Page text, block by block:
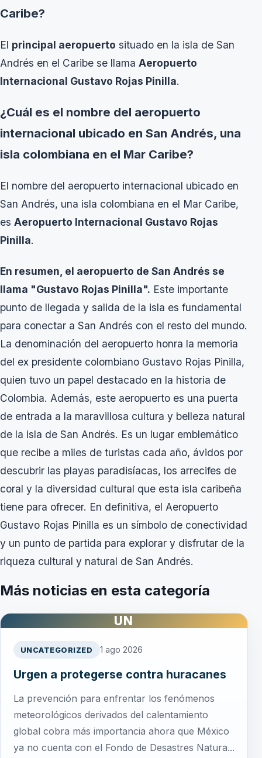
Caribe?
El principal aeropuerto situado en la isla de San
Andrés en el Caribe se llama Aeropuerto
Internacional Gustavo Rojas Pinilla.
¿Cuál es el nombre del aeropuerto
internacional ubicado en San Andrés, una
isla colombiana en el Mar Caribe?
El nombre del aeropuerto internacional ubicado en
San Andrés, una isla colombiana en el Mar Caribe,
es Aeropuerto Internacional Gustavo Rojas
Pinilla.
En resumen, el aeropuerto de San Andrés se
llama "Gustavo Rojas Pinilla". Este importante
punto de llegada y salida de la isla es fundamental
para conectar a San Andrés con el resto del mundo.
La denominación del aeropuerto honra la memoria
del ex presidente colombiano Gustavo Rojas Pinilla,
quien tuvo un papel destacado en la historia de
Colombia. Además, este aeropuerto es una puerta
de entrada a la maravillosa cultura y belleza natural
de la isla de San Andrés. Es un lugar emblemático
que recibe a miles de turistas cada año, ávidos por
descubrir las playas paradisíacas, los arrecifes de
coral y la diversidad cultural que esta isla caribeña
tiene para ofrecer. En definitiva, el Aeropuerto
Gustavo Rojas Pinilla es un símbolo de conectividad
y un punto de partida para explorar y disfrutar de la
riqueza cultural y natural de San Andrés.
Más noticias en esta categoría
UN
UNCATEGORIZED 1 ago 2026
Urgen a protegerse contra huracanes
La prevención para enfrentar los fenómenos
meteorológicos derivados del calentamiento
global cobra más importancia ahora que México
ya no cuenta con el Fondo de Desastres Natura...